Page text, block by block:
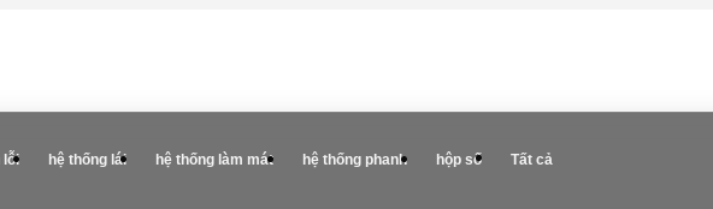
lỗi hệ thống lái hệ thống làm mát hệ thống phanh hộp số Tất cả